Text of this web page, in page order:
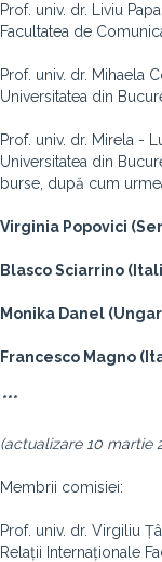
Prof. univ. dr. Liviu
Facultatea de
Prof. univ. dr. Mihaela
Universitatea din
Prof. univ. dr. Mirela -
Universitatea din
burse, după cum
Virginia Popovici
Blasco Sciarrino
Monika Danel
Francesco Magno
***
(actualizare 10 martie
Membrii comisiei:
Prof. univ. dr. Virgiliu
Relații Internaționale